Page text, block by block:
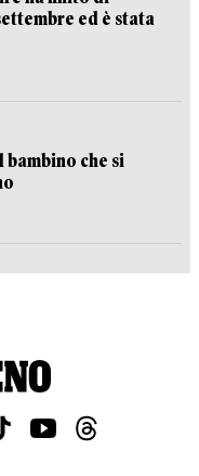
ed è stata
bambino che si